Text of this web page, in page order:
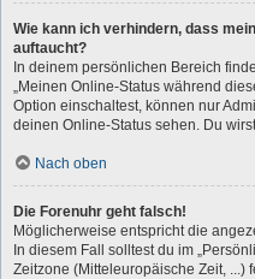
Wie kann ich verhindern, dass
auftaucht?
In deinem persönlichen Bereich
„Meinen Online-Status während
Option einschaltest, können nur
deinen Online-Status sehen. Du
Nach oben
Die Forenuhr geht falsch!
Möglicherweise entspricht die
In diesem Fall solltest du im
Zeitzone (Mitteleuropäische Zeit, ...)